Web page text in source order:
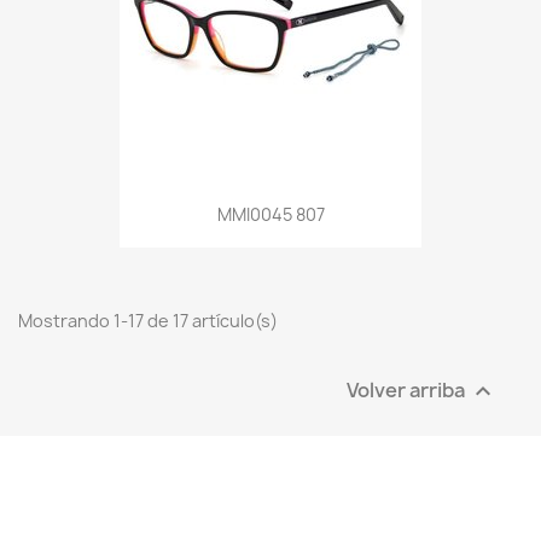
MMI0045 807
Mostrando 1-17 de 17 artículo(s)
Volver arriba 